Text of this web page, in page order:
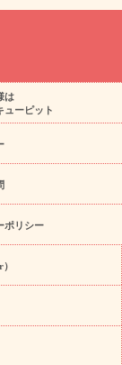
ラワーギフト特集
の花
・花鉢
フト・プレゼント
お盆 花（新
供え 花とセットギ
まわり ギフト・プ
花のギフト特集
めランキング
敬
の日 花とセットギ
ト一覧
キャン
キャンペーン
日の花を探す
集
は
ューピット
ポリシー